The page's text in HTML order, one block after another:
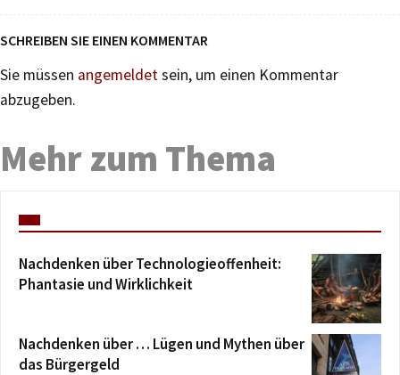
SCHREIBEN SIE EINEN KOMMENTAR
Sie müssen angemeldetsein, um einen Kommentar
abzugeben.
Mehr zum Thema
Nachdenken über Technologieoffenheit:
Phantasie und Wirklichkeit
Nachdenken über … Lügen und Mythen über
das Bürgergeld